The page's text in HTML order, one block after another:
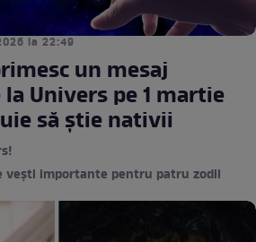
la 22:49
un mesaj
Univers pe 1 martie
să știe nativii
vești importante pentru patru zodii